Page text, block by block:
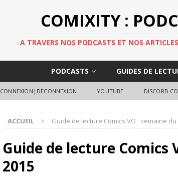
COMIXITY :
A TRAVERS NOS PODCASTS ET NOS
PODCASTS GUIDES DE
CONNEXION|DECONNEXION YOUTUBE DISCORD
ACCUEIL Guide de lecture Comics VO : semaine du
Guide de lecture Comics
2015